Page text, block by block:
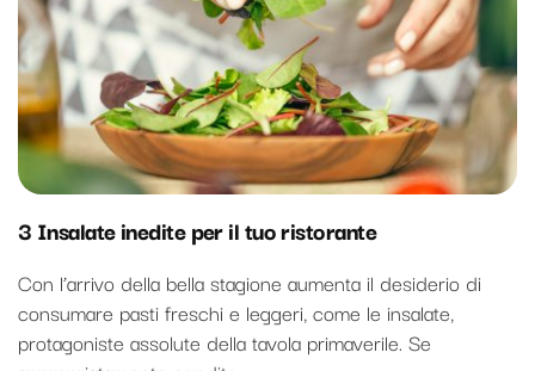
3 Insalate inedite per il tuo ristorante
Con l’arrivo della bella stagione aumenta il desiderio di
consumare pasti freschi e leggeri, come le insalate,
protagoniste assolute della tavola primaverile. Se